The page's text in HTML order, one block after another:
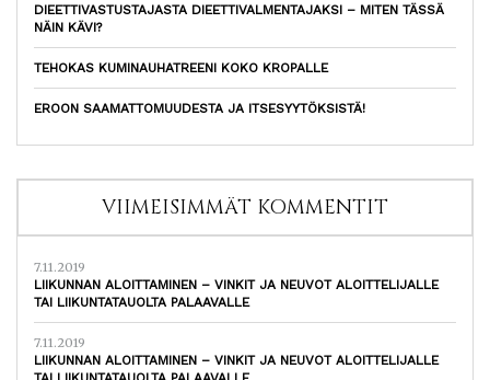
DIEETTIVASTUSTAJASTA DIEETTIVALMENTAJAKSI – MITEN TÄSSÄ
NÄIN KÄVI?
TEHOKAS KUMINAUHATREENI KOKO KROPALLE
EROON SAAMATTOMUUDESTA JA ITSESYYTÖKSISTÄ!
VIIMEISIMMÄT KOMMENTIT
7.11.2019
LIIKUNNAN ALOITTAMINEN – VINKIT JA NEUVOT ALOITTELIJALLE
TAI LIIKUNTATAUOLTA PALAAVALLE
7.11.2019
LIIKUNNAN ALOITTAMINEN – VINKIT JA NEUVOT ALOITTELIJALLE